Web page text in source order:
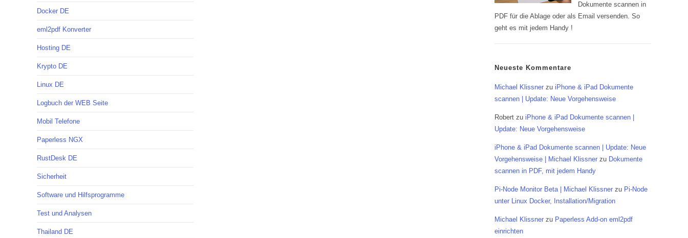
Docker DE
eml2pdf Konverter
Hosting DE
Krypto DE
Linux DE
Logbuch der WEB Seite
Mobil Telefone
Paperless NGX
RustDesk DE
Sicherheit
Software und Hilfsprogramme
Test und Analysen
Thailand DE
Dokumente scannen in
PDF für die Ablage oder als Email versenden. So
geht es mit jedem Handy !
Neueste Kommentare
Michael Klissner zu iPhone & iPad Dokumente
scannen | Update: Neue Vorgehensweise
Robert zu iPhone & iPad Dokumente scannen |
Update: Neue Vorgehensweise
iPhone & iPad Dokumente scannen | Update: Neue
Vorgehensweise | Michael Klissner zu Dokumente
scannen in PDF, mit jedem Handy
Pi-Node Monitor Beta | Michael Klissner zu Pi-Node
unter Linux Docker, Installation/Migration
Michael Klissner zu Paperless Add-on eml2pdf
einrichten